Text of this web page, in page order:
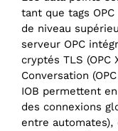
tant que tags
de niveau
serveur OPC
cryptés TLS (OPC
Conversation
IOB permettent
des connexions
entre